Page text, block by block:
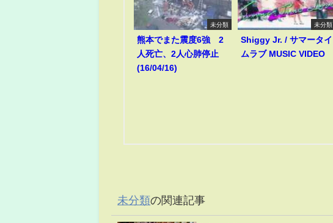
未分類
熊本でまた震度6強 2
人死亡、2人心肺停止
(16/04/16)
未分類
Shiggy Jr. / サマータイ
ムラブ MUSIC VIDEO
未分類の関連記事